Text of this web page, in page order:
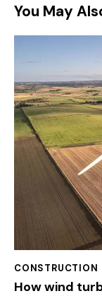
You May
CONSTRUCTION
How wind